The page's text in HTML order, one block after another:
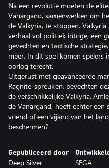
Na een revolutie moeten de
Vanargand, samenwerken om
de Valkyria, te stoppen.
verhaal vol politiek intrige, een
gevechten en tactische
meer. In dit spel komen spelers
oorlog terecht.
Uitgerust met geavanceerde
Ragnite-spreuken, bevechten
de verschrikkelijke Valkyria.
de Vanargand, heeft echter een
vriend of een vijand van het
beschermen?
Gepubliceerd door
Deep Silver SEGA